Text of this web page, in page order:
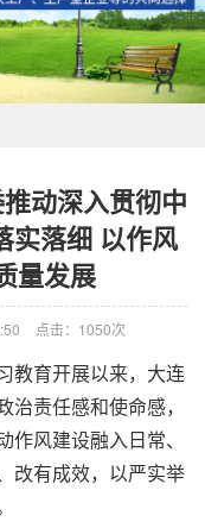
动深入贯彻中
实落细 以作风
量发展
点击： 1050次
育开展以来，大连
责任感和使命感，
风建设融入日常、
改有成效，以严实举